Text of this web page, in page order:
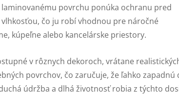
povrchu ponúka ochranu pred
čo ju robí vhodnou pre náročné
kúpeľne alebo kancelárske priestory.
v rôznych dekoroch, vrátane
povrchov, čo zaručuje, že ľahko zapadnú
údržba a dlhá životnosť robia z týchto